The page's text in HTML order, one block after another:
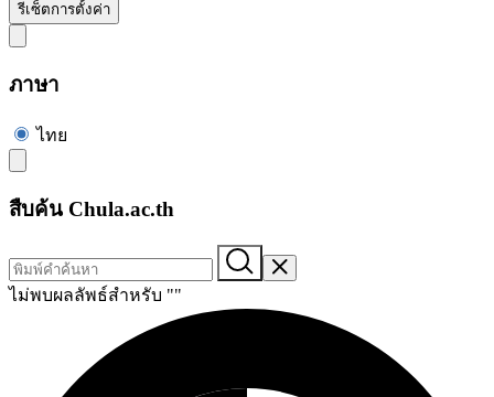
รีเซ็ตการตั้งค่า
ภาษา
ไทย
สืบค้น Chula.ac.th
ไม่พบผลลัพธ์สำหรับ ""